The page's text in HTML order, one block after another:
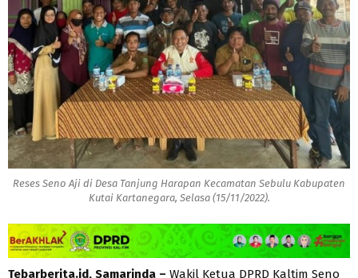
Reses Seno Aji di Desa Tanjung Harapan Kecamatan Sebulu Kabupaten
Kutai Kartanegara, Selasa (15/11/2022).
Tebarberita.id, Samarinda – Wakil Ketua DPRD Kaltim Seno